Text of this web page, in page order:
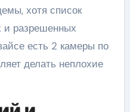
хотя список
разрешенных
есть 2 камеры по
делать неплохие